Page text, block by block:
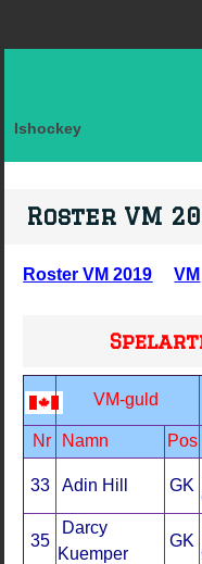
BRYNÄS IF DAM
KONTAKTA
Ishockey
Roster VM
Roster VM 2019 VM
VM-guld
Nr Namn Pos
33 Adin Hill GK
35
Darcy
Kuemper
GK